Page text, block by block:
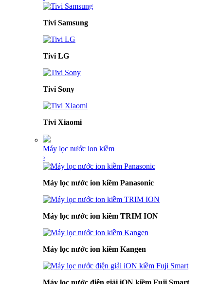
Tivi Samsung
Tivi LG
Tivi Sony
Tivi Xiaomi
Máy lọc nước ion kiềm
›
Máy lọc nước ion kiềm Panasonic
Máy lọc nước ion kiềm TRIM ION
Máy lọc nước ion kiềm Kangen
Máy lọc nước điện giải iON kiềm Fuji Smart